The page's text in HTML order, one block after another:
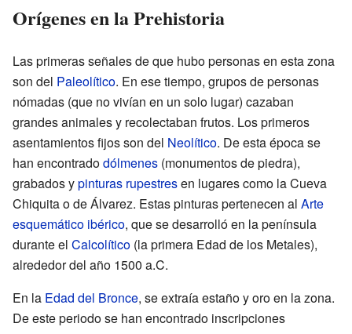
Orígenes en la Prehistoria
Las primeras señales de que hubo personas en esta zona
son del Paleolítico. En ese tiempo, grupos de personas
nómadas (que no vivían en un solo lugar) cazaban
grandes animales y recolectaban frutos. Los primeros
asentamientos fijos son del Neolítico. De esta época se
han encontradodólmenes (monumentos de piedra),
grabados ypinturas rupestresen lugares como la Cueva
Chiquita o de Álvarez. Estas pinturas pertenecen al Arte
esquemático ibérico, que se desarrolló en la península
durante el Calcolítico (la primera Edad de los Metales),
alrededor del año 1500 a.C.
En la Edad del Bronce, se extraía estaño y oro en la zona.
De este periodo se han encontrado inscripciones